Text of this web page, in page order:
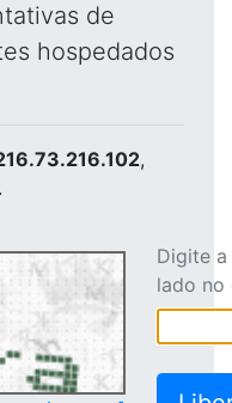
de
hospedados
,
Digite
lado no